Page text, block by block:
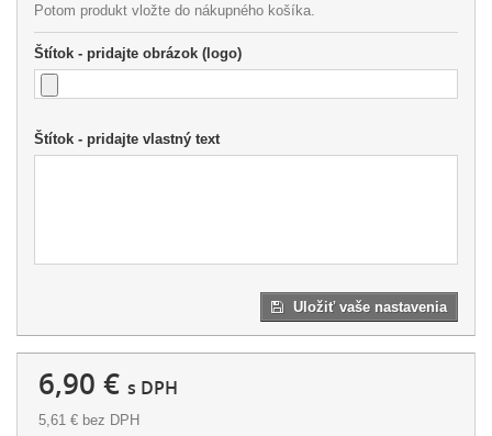
Potom produkt vložte do nákupného košíka.
Štítok - pridajte obrázok (logo)
Štítok - pridajte vlastný text
Uložiť vaše nastavenia
6,90 € s DPH
5,61 € bez DPH